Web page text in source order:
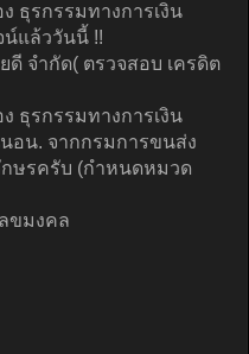
ธุรกรรมทางการเงิน
แล้ววันนี้ !!
จำกัด( ตรวจสอบ เครดิต
ธุรกรรมทางการเงิน
อน. จากกรมการขนส่ง
ษรครับ (กำหนดหมวด
ขมงคล